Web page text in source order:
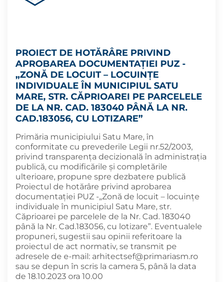
PROIECT DE HOTĂRÂRE PRIVIND
APROBAREA DOCUMENTAȚIEI PUZ -
„ZONĂ DE LOCUIT – LOCUINȚE
INDIVIDUALE ÎN MUNICIPIUL SATU
MARE, STR. CĂPRIOAREI PE PARCELELE
DE LA NR. CAD. 183040 PÂNĂ LA NR.
CAD.183056, CU LOTIZARE”
Primăria municipiului Satu Mare, în
conformitate cu prevederile Legii nr.52/2003,
privind transparența decizională în administrația
publică, cu modificările și completările
ulterioare, propune spre dezbatere publică
Proiectul de hotărâre privind aprobarea
documentației PUZ -„Zonă de locuit – locuințe
individuale în municipiul Satu Mare, str.
Căprioarei pe parcelele de la Nr. Cad. 183040
până la Nr. Cad.183056, cu lotizare”. Eventualele
propuneri, sugestii sau opinii referitoare la
proiectul de act normativ, se transmit pe
adresele de e-mail: arhitectsef@primariasm.ro
sau se depun în scris la camera 5, până la data
de 18.10.2023 ora 10.00